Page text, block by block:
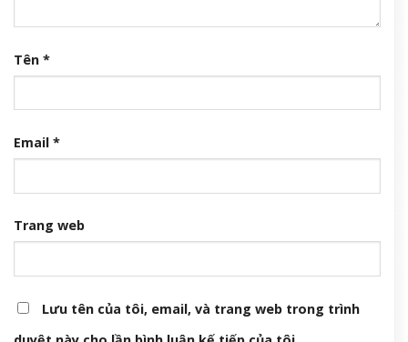
Tên *
Email *
Trang web
Lưu tên của tôi, email, và trang web trong trình